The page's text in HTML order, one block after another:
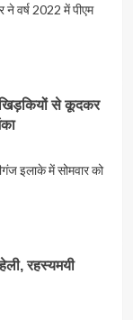
वर्ष 2022 में पीएम
से कूदकर
इलाके में सोमवार को
रहस्यमयी